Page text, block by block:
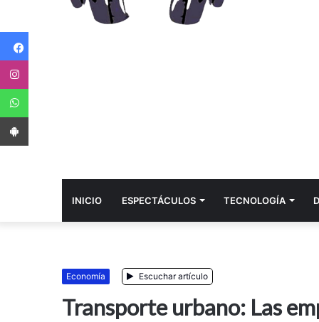
INICIO ESPECTÁCULOS TECNOLOGÍ­A
Economí­a Escuchar artículo
Transporte urbano: Las